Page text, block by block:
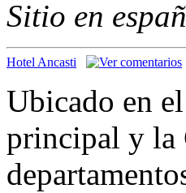
Sitio en
Hotel Ancasti
Ubicado en
principal y la